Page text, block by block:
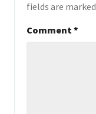
fields are marked
Comment *